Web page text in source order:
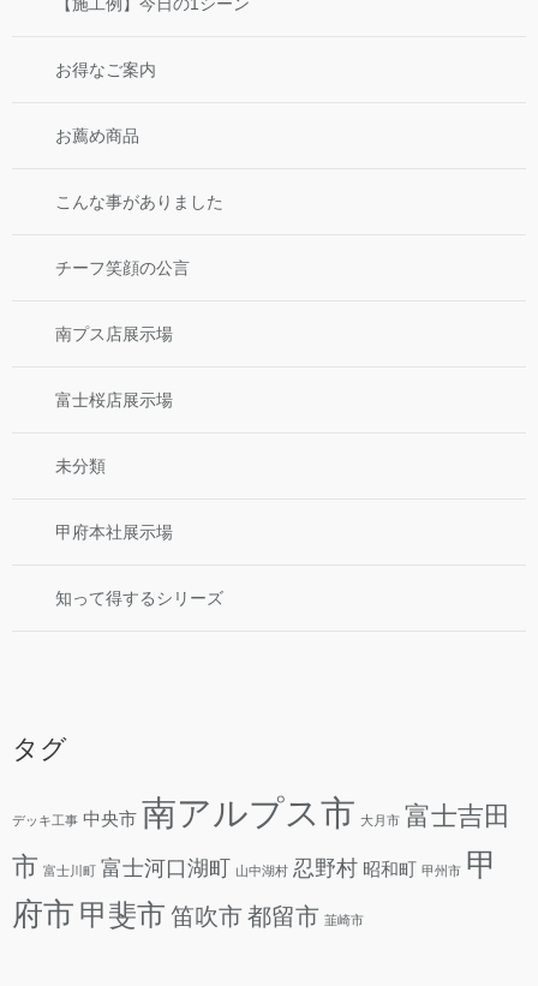
【施工例】今日の1シーン
お得なご案内
お薦め商品
こんな事がありました
チーフ笑顔の公言
南プス店展示場
富士桜店展示場
未分類
甲府本社展示場
知って得するシリーズ
タグ
デッキ工事 中央市 南アルプス市 大月市 富士吉田
市 富士川町 富士河口湖町 山中湖村 忍野村 昭和町 甲州市 甲
府市 甲斐市 笛吹市都留市 韮崎市